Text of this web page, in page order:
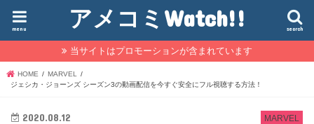
アメコミWatch!! search
menu
当サイトはプロモーションが含まれています
HOME
MARVEL
ジェシカ・ジョーンズ シーズン3の動画配信を今すぐ安全にフル視聴する方法！
MARVEL
2020.08.12